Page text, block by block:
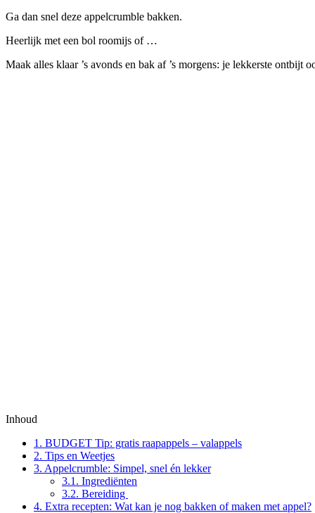
Ga dan snel deze appelcrumble bakken.
Heerlijk met een bol roomijs of …
Maak alles klaar ’s avonds en bak af ’s morgens: je lekkerste ontbijt
Inhoud
1. BUDGET Tip: gratis raapappels – valappels
2. Tips en Weetjes
3. Appelcrumble: Simpel, snel én lekker
3.1. Ingrediënten
3.2. Bereiding
4. Extra recepten: Wat kan je nog bakken of maken met appel?